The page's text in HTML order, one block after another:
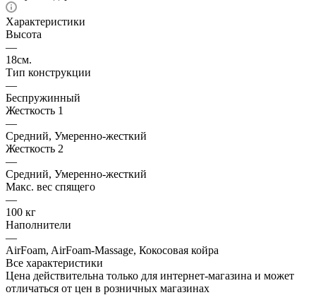
Характеристики
Высота
—
18см.
Тип конструкции
—
Беспружинный
Жесткость 1
—
Средний, Умеренно-жесткий
Жесткость 2
—
Средний, Умеренно-жесткий
Макс. вес спящего
—
100 кг
Наполнители
—
AirFoam, AirFoam-Massage, Кокосовая койра
Все характеристики
Цена действительна только для интернет-магазина и может
отличаться от цен в розничных магазинах